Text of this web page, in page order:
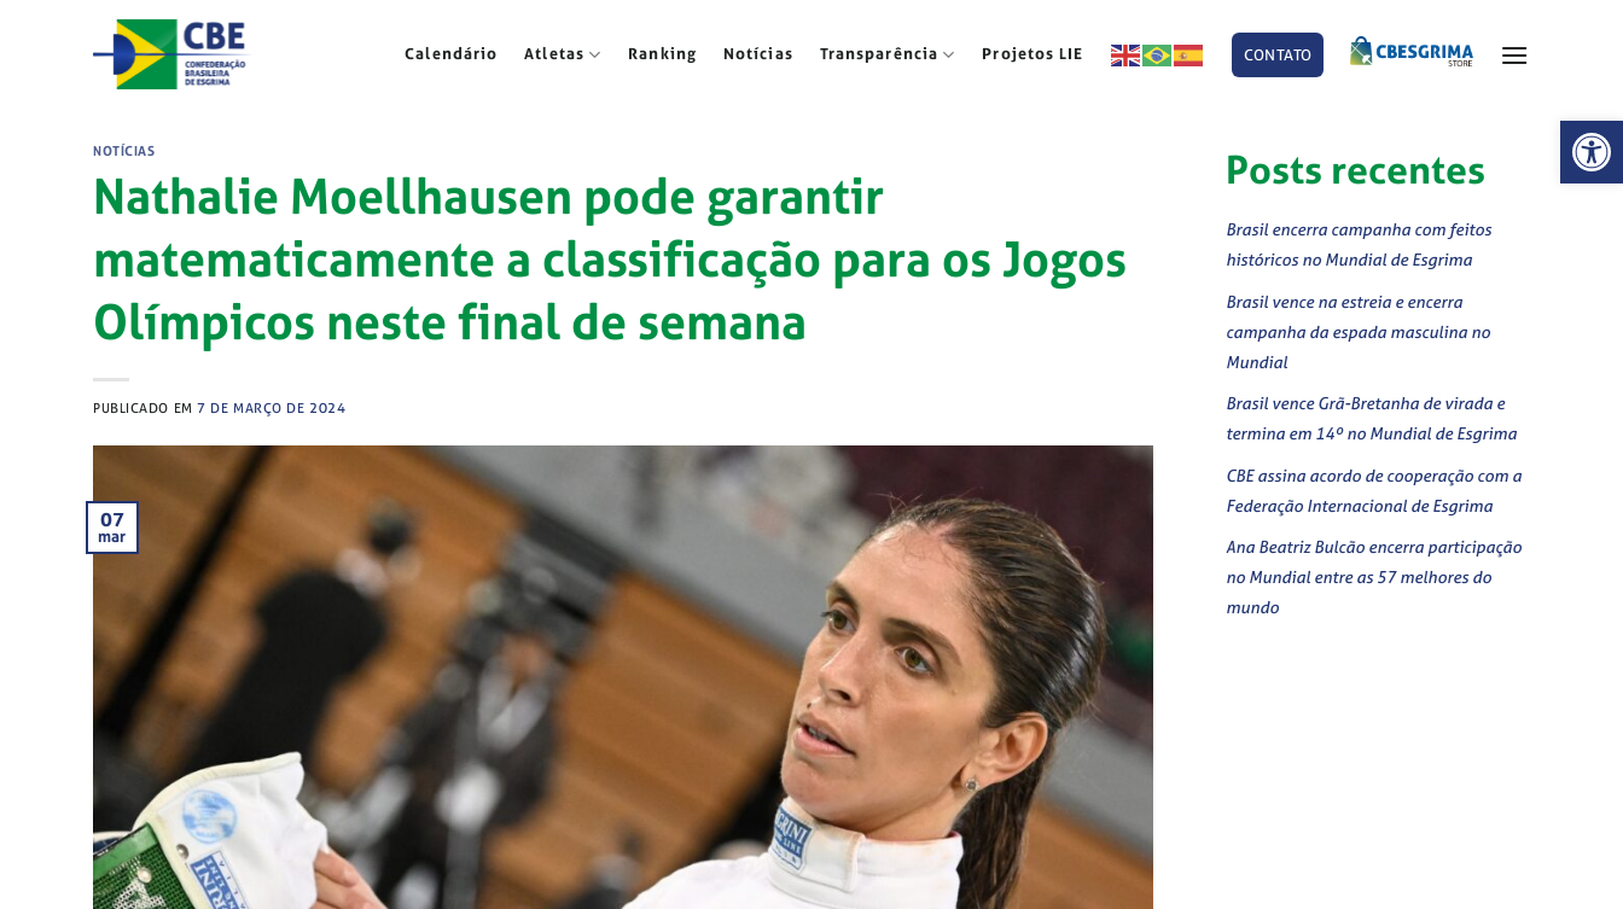
Abrir
Calendário Atletas Ranking Notícias Transparência Projetos LIE CONTATO
NOTÍCIAS
Nathalie Moellhausen pode garantir
matematicamente a classificação para os Jogos
Olímpicos neste final de semana
PUBLICADO EM7 DE MARÇO DE 2024
07
mar
Posts recentes
Brasil encerra campanha com feitos
históricos no Mundial de Esgrima
Brasil vence na estreia e encerra
campanha da espada masculina no
Mundial
Brasil vence Grã-Bretanha de virada e
termina em 14º no Mundial de Esgrima
CBE assina acordo de cooperação com a
Federação Internacional de Esgrima
Ana Beatriz Bulcão encerra participação
no Mundial entre as 57 melhores do
mundo